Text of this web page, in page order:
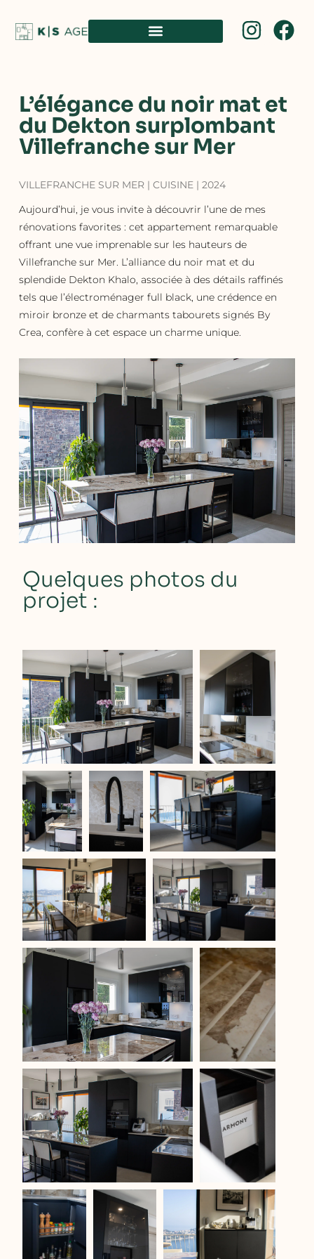
L’élégance du noir mat et
du Dekton surplombant
Villefranche sur Mer
VILLEFRANCHE SUR MER | CUISINE | 2024
Aujourd’hui, je vous invite à découvrir l’une de mes
rénovations favorites : cet appartement remarquable
offrant une vue imprenable sur les hauteurs de
Villefranche sur Mer. L’alliance du noir mat et du
splendide Dekton Khalo, associée à des détails raffinés
tels que l’électroménager full black, une crédence en
miroir bronze et de charmants tabourets signés By
Crea, confère à cet espace un charme unique.
Quelques photos du
projet :